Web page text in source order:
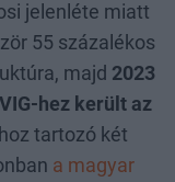
jelenléte miatt
55 százalékos
majd 2023
hez került az
tartozó két
a magyar